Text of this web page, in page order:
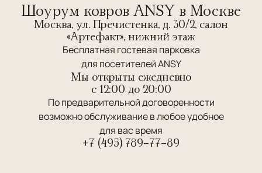
Шоурум ковров ANSY в Москве
Москва, ул. Пречистенка, д. 30/2, салон
«Артефакт», нижний этаж
Бесплатная гостевая парковка
для посетителей ANSY
Мы открыты ежедневно
c 12:00 до 20:00
По предварительной договоренности
возможно обслуживание в любое удобное
для вас время
+7 (495) 789-77-89